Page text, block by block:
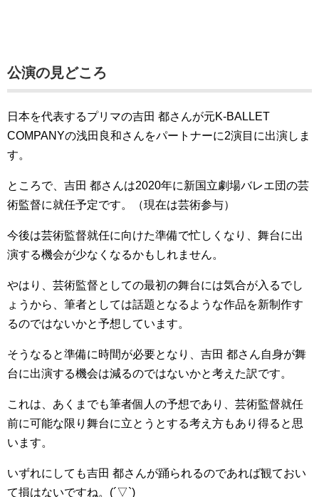
公演の見どころ
日本を代表するプリマの吉田 都さんが元K-BALLET
COMPANYの浅田良和さんをパートナーに2演目に出演しま
す。
ところで、吉田 都さんは2020年に新国立劇場バレエ団の芸
術監督に就任予定です。（現在は芸術参与）
今後は芸術監督就任に向けた準備で忙しくなり、舞台に出
演する機会が少なくなるかもしれません。
やはり、芸術監督としての最初の舞台には気合が入るでし
ょうから、筆者としては話題となるような作品を新制作す
るのではないかと予想しています。
そうなると準備に時間が必要となり、吉田 都さん自身が舞
台に出演する機会は減るのではないかと考えた訳です。
これは、あくまでも筆者個人の予想であり、芸術監督就任
前に可能な限り舞台に立とうとする考え方もあり得ると思
います。
いずれにしても吉田 都さんが踊られるのであれば観ておい
て損はないですね。(´▽`)